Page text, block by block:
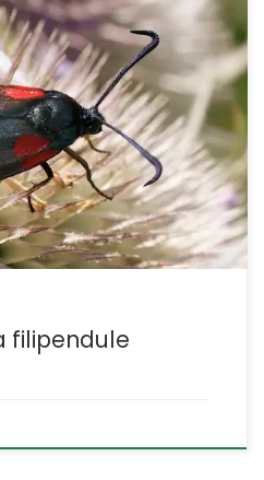
avec des taches rouges. Leur
de reconnaitre les espèces.
aussi sous le nom de spirée.
la zygène de la spirée
Lépidoptère Famille des
= « joug […]
filipendule